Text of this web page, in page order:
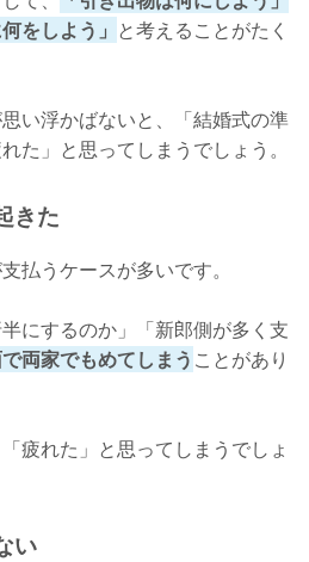
をしよう」 と考えることがたく
い浮かばないと、「結婚式の準
た」と思ってしまうでしょう。
きた
払うケースが多いです。
にするのか」「新郎側が多く支
両家でもめてしまう ことがあり
疲れた」と思ってしまうでしょ
い